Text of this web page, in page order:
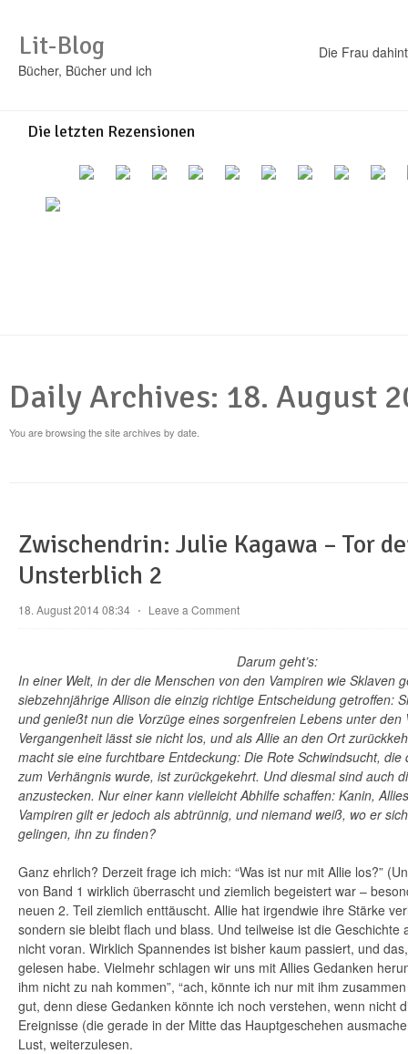
Lit-Blog
Bücher, Bücher und ich
Die Frau
Die letzten Rezensionen
Daily Archives: 18. August
You are browsing the site archives by date.
Zwischendrin: Julie Kagawa – Tor
Unsterblich 2
18. August 2014 08:34 ⋅ Leave a Comment
Darum geht’s:
In einer Welt, in der die Menschen von den Vampiren wie Sklaven
siebzehnjährige Allison die einzig richtige Entscheidung getroffen:
und genießt nun die Vorzüge eines sorgenfreien Lebens unter den
Vergangenheit lässt sie nicht los, und als Allie an den Ort
macht sie eine furchtbare Entdeckung: Die Rote Schwindsucht,
zum Verhängnis wurde, ist zurückgekehrt. Und diesmal sind auch
anzustecken. Nur einer kann vielleicht Abhilfe schaffen: Kanin,
Vampiren gilt er jedoch als abtrünnig, und niemand weiß, wo er
gelingen, ihn zu finden?
Ganz ehrlich? Derzeit frage ich mich: “Was ist nur mit Allie los?”
von Band 1 wirklich überrascht und ziemlich begeistert war –
neuen 2. Teil ziemlich enttäuscht. Allie hat irgendwie ihre Stärke
sondern sie bleibt flach und blass. Und teilweise ist die Geschichte
nicht voran. Wirklich Spannendes ist bisher kaum passiert, und
gelesen habe. Vielmehr schlagen wir uns mit Allies Gedanken
ihm nicht zu nah kommen”, “ach, könnte ich nur mit ihm
gut, denn diese Gedanken könnte ich noch verstehen, wenn nicht
Ereignisse (die gerade in der Mitte das Hauptgeschehen
Lust, weiterzulesen.